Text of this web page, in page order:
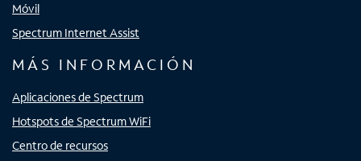
Móvil
Spectrum Internet Assist
MÁS INFORMACIÓN
Aplicaciones de Spectrum
Hotspots de Spectrum WiFi
Centro de recursos